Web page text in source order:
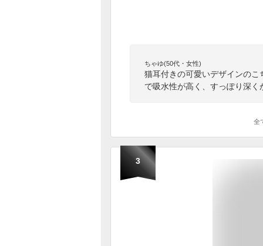
ちゃゆ(50代・女性)
猫耳付きの可愛いデザインの
で吸水性が高く、すっぽり深
全
3